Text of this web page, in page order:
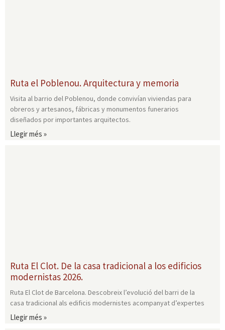
Ruta el Poblenou. Arquitectura y memoria
Visita al barrio del Poblenou, donde convivían viviendas para
obreros y artesanos, fábricas y monumentos funerarios
diseñados por importantes arquitectos.
Llegir més »
Ruta El Clot. De la casa tradicional a los edificios
modernistas 2026.
Ruta El Clot de Barcelona. Descobreix l’evolució del barri de la
casa tradicional als edificis modernistes acompanyat d’expertes
Llegir més »